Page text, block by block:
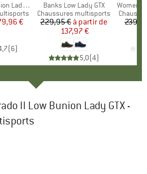
Lady LL
réduit
€
(6)
Article
Banks Low Lady GTX
Product group
Chaussures multisports
Prix
229,95 € Prix réduit
à partir de
137,97 €
5,0(4)
Article
Women's
Product
II Low Bunion Lady GTX -